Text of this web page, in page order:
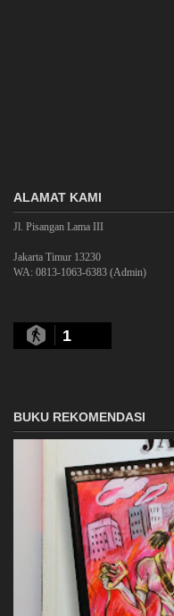
ALAMAT KAMI
Jl. Pisangan Lama III
Jakarta Timur 13230
WA: 0813-1063-6383 (Admin)
1
BUKU REKOMENDASI